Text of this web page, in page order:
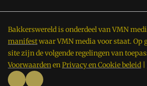
Bakkerswereld is onderdeel van VMN
manifestwaar VMN media voor staat. Op
site zijn de volgende regelingen van
VoorwaardenenPrivacy en Cookie beleid